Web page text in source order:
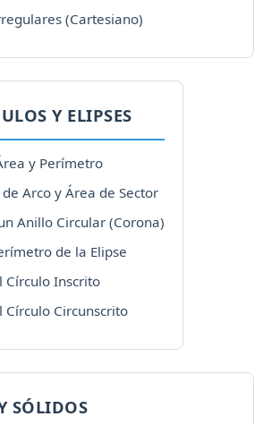
(Cartesiano)
Y ELIPSES
y Perímetro
Arco y Área de Sector
Anillo Circular (Corona)
de la Elipse
Círculo Inscrito
Círculo Circunscrito
SÓLIDOS